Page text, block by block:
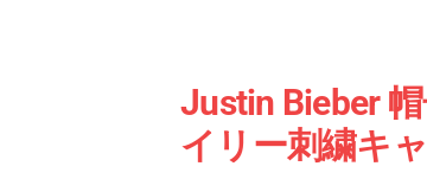
Justin Bieber
イリー刺繍キ